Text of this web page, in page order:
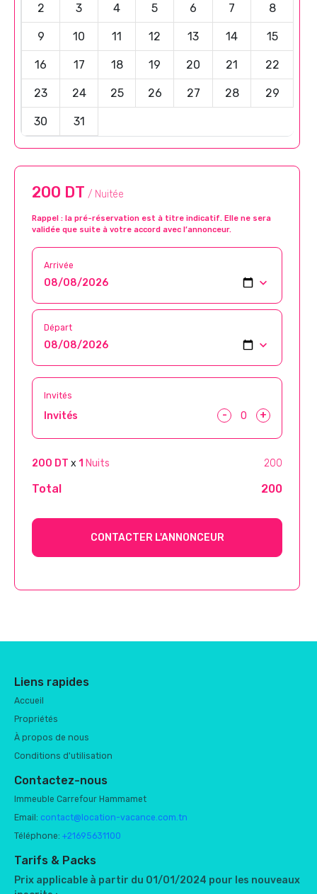
2 3 4 5 6 7 8
9 10 11 12 13 14 15
16 17 18 19 20 21 22
23 24 25 26 27 28 29
30 31
200 DT / Nuitée
Rappel : la pré-réservation est à titre indicatif. Elle ne sera
validée que suite à votre accord avec l’annonceur.
Arrivée
Départ
Invités
Invités - +
200 DT x 1 Nuits 200
Total 200
CONTACTER L'ANNONCEUR
Liens rapides
Accueil
Propriétés
À propos de nous
Conditions d'utilisation
Contactez-nous
Immeuble Carrefour Hammamet
Email: contact@location-vacance.com.tn
Téléphone: +21695631100
Tarifs & Packs
Prix applicable à partir du 01/01/2024 pour les nouveaux